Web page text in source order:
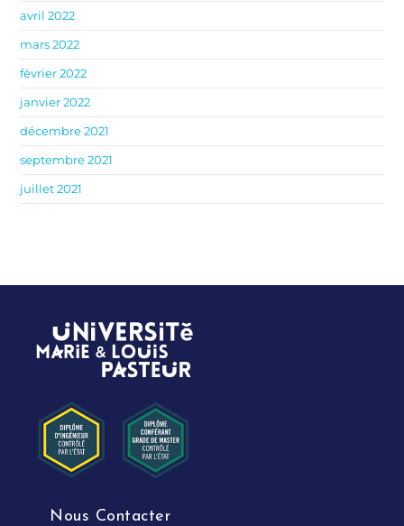
avril 2022
mars 2022
février 2022
janvier 2022
décembre 2021
septembre 2021
juillet 2021
Nous Contacter